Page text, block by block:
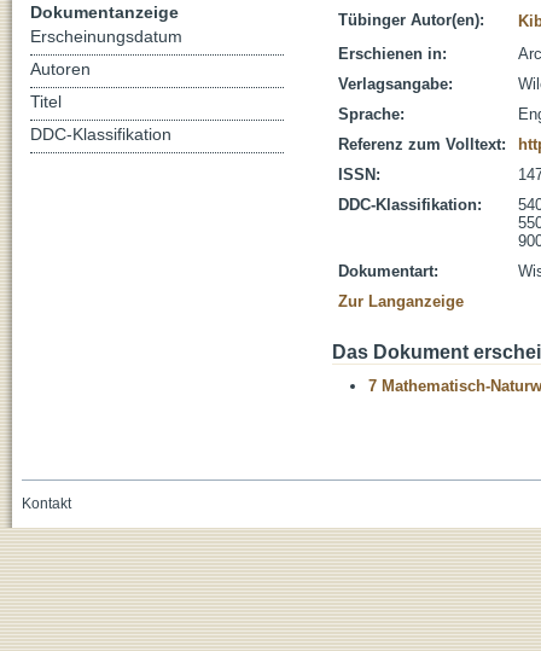
Tübinger Autor(en):
Erschienen in:
Verlagsangabe:
Sprache:
Referenz zum Volltext:
ISSN:
DDC-Klassifikation:
Dokumentart:
Zur Langanzeige
Das Dokument
7 Mathematisch-
Dokumentanzeige
Erscheinungsdatum
Autoren
Titel
DDC-Klassifikation
Kontakt